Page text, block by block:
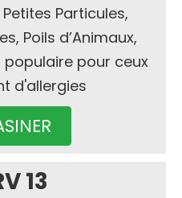
Petites Particules,
Poils d’Animaux,
populaire pour ceux
d'allergies
13